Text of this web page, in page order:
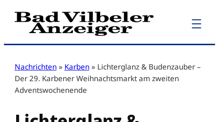
Zum
Inhalt
Nachrichten » Karben » Lichterglanz & Budenzauber –
Der 29. Karbener Weihnachtsmarkt am zweiten
Adventswochenende